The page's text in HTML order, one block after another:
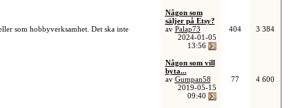
som hobbyverksamhet. Det ska inte
Någon som
säljer på Etsy?
av Palap73
2024-01-05
13:56
404 3 384
Någon som vill
byta...
av Gumpan58
2019-05-15
09:40
77 4 600